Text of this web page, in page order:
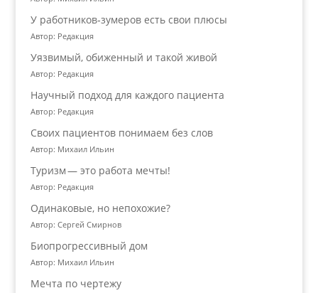
У работников‑зумеров есть свои плюсы
Автор: Редакция
Уязвимый, обиженный и такой живой
Автор: Редакция
Научный подход для каждого пациента
Автор: Редакция
Своих пациентов понимаем без слов
Автор: Михаил Ильин
Туризм — это работа мечты!
Автор: Редакция
Одинаковые, но непохожие?
Автор: Сергей Смирнов
Биопрогрессивный дом
Автор: Михаил Ильин
Мечта по чертежу